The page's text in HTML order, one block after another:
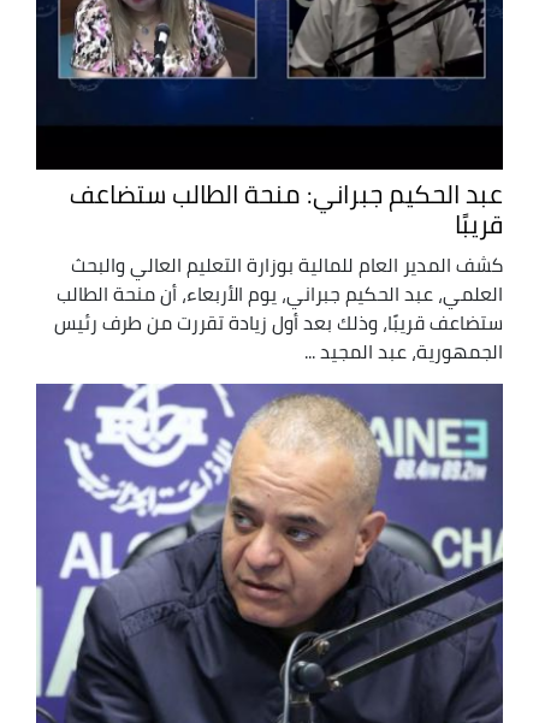
عبد الحكيم جبراني: منحة الطالب ستضاعف
قريبًا
كشف المدير العام للمالية بوزارة التعليم العالي والبحث
العلمي، عبد الحكيم جبراني، يوم الأربعاء، أن منحة الطالب
ستضاعف قريبًا، وذلك بعد أول زيادة تقررت من طرف رئيس
الجمهورية، عبد المجيد ...